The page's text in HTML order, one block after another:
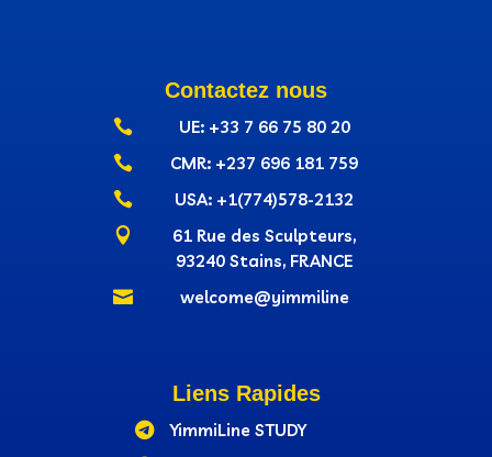
Contactez nous
 UE: +33 7 66 75 80 20
 CMR: +237‭ 696 181 759
 USA: +1(774)578-2132

61 Rue des Sculpteurs,
93240 Stains, FRANCE
 welcome@yimmiline
Liens Rapides

YimmiLine STUDY